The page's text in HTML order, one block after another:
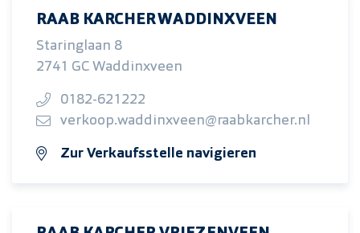
RAAB KARCHER WADDINXVEEN
Staringlaan 8
2741 GC Waddinxveen
0182-621222
verkoop.waddinxveen@raabkarcher.nl
Zur Verkaufsstelle navigieren